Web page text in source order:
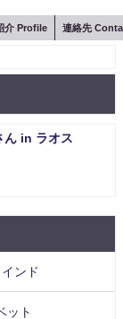
介 Profile 連絡先
ん in ラオス
ンド
ット